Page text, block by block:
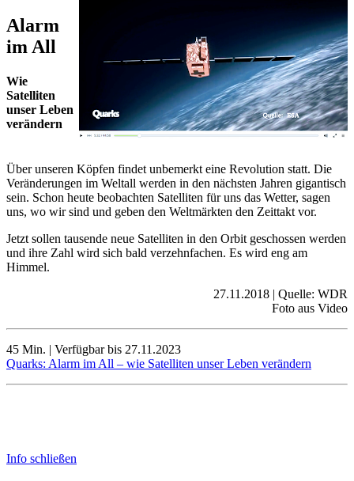
Alarm
im All
Wie
Satelliten
unser Leben
verändern
Über unseren Köpfen findet unbemerkt eine Revolution statt. Die
Veränderungen im Weltall werden in den nächsten Jahren gigantisch
sein. Schon heute beobachten Satelliten für uns das Wetter, sagen
uns, wo wir sind und geben den Weltmärkten den Zeittakt vor.
Jetzt sollen tausende neue Satelliten in den Orbit geschossen werden
und ihre Zahl wird sich bald verzehnfachen. Es wird eng am
Himmel.
27.11.2018 | Quelle: WDR
Foto aus Video
45 Min. | Verfügbar bis 27.11.2023
Quarks: Alarm im All – wie Satelliten unser Leben verändern
Info schließen